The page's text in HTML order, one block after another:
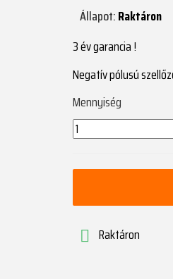
Állapot:Raktáron
3 év garancia !
Negatív pólusú
Mennyiség
 Raktáron